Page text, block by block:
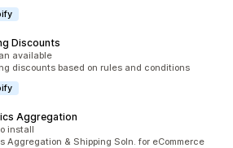
Discounts
available
discounts based on rules and conditions
Aggregation
install
Aggregation & Shipping Soln. for eCommerce